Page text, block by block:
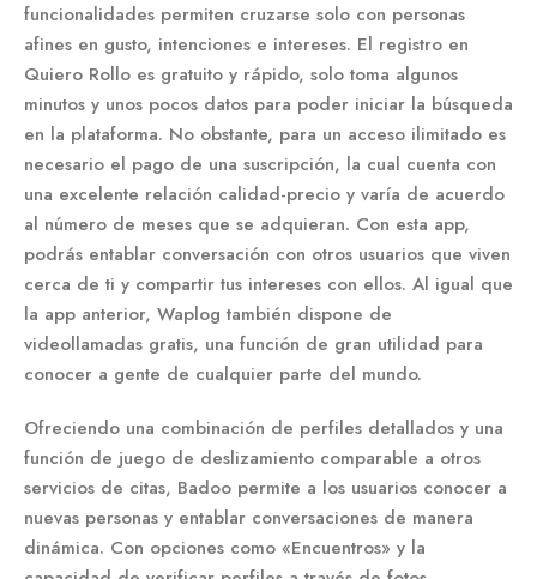
funcionalidades permiten cruzarse solo con personas
afines en gusto, intenciones e intereses. El registro en
Quiero Rollo es gratuito y rápido, solo toma algunos
minutos y unos pocos datos para poder iniciar la búsqueda
en la plataforma. No obstante, para un acceso ilimitado es
necesario el pago de una suscripción, la cual cuenta con
una excelente relación calidad-precio y varía de acuerdo
al número de meses que se adquieran. Con esta app,
podrás entablar conversación con otros usuarios que viven
cerca de ti y compartir tus intereses con ellos. Al igual que
la app anterior, Waplog también dispone de
videollamadas gratis, una función de gran utilidad para
conocer a gente de cualquier parte del mundo.
Ofreciendo una combinación de perfiles detallados y una
función de juego de deslizamiento comparable a otros
servicios de citas, Badoo permite a los usuarios conocer a
nuevas personas y entablar conversaciones de manera
dinámica. Con opciones como «Encuentros» y la